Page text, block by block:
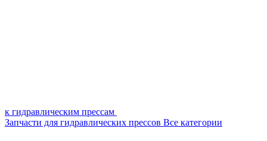
к гидравлическим прессам
Запчасти для гидравлических прессов Все категории